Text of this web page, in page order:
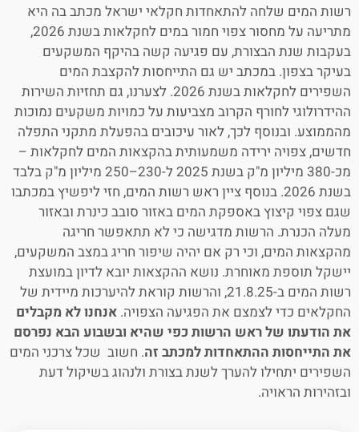
רשות המים שלחה להתאחדות חקלאי ישראל מכתב בה היא
מתריעה על מחסור צפוי חמור במים לחקלאות בשנת 2026,
בעקבות שנת הבצורת, עם פגיעה קשה בהיקף המשקעים
בעיקר בצפון. במכתב יש גם התייחסות להקצבת המים
השפירים לחקלאות בשנת 2026. לצערנו, גם תחזיות השירות
ההידרולוגי לחורף הקרוב מצביעות על כמויות משקעים נמוכות
מהממוצע. ובנוסף לכך, לאור עיכובים בהפעלת מתקני התפלה
חדשים, צפויה ירידה משמעותית בהקצאות המים לחקלאות –
מכ-380 מיליון מ"ק בשנת 2025 ל-230–250 מיליון מ"ק בלבד
בשנת 2026. בנוסף ציין ראש רשות המים, חזי ליפשיץ במכתבו
שגם צפוי קיצוץ באספקת המים באזור סובב כינרת ובאזור
מעלה הכנרת. הרשות מדגישה כי לא תתאפשר חריגה
מהקצאות המים, וכי רק אם יהיה שיפור חריג במצב המשקעים,
יישקל תוספת מאוחרת. נושא ההקצאות יובא לדיון במועצת
רשות המים ב-21.8.25, והרשות קוראת להיערכות מיידית של
החקלאים כדי לצמצם את הפגיעה הצפויה. אנחנו לא מקבלים
את הודעתו של ראש הרשות כפי שהיא ובשבוע הבא נפרסם
את התייחסות ההתאחדות למכתב זה. חשוב שכל צרכני המים
השפירים יתחילו להערך לשנת בצורת ולנהוג בשיקול דעת
ובזהירות הראויה.